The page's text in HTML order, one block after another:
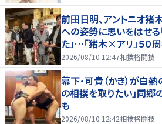
前田日明、アントニオ猪
への姿勢に思いをはせる
た」…「猪木×アリ」５０
2026/08/10 12:47相撲格闘技
幕下・可貴（かき）が白
の相撲を取りたい」同郷
も
2026/08/10 12:42相撲格闘技